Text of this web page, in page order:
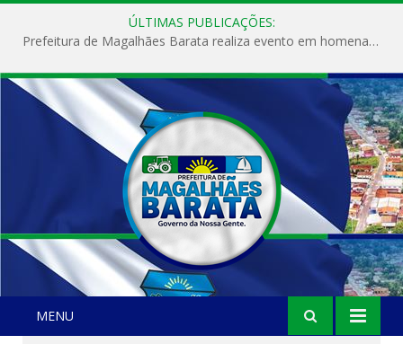
ÚLTIMAS PUBLICAÇÕES:
Prefeitura de Magalhães Barata realiza evento em homenagem ao Dia Internacional da Mulher
MENU